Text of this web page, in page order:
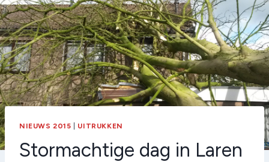
NIEUWS 2015 UITRUKKEN
Stormachtige dag in Laren